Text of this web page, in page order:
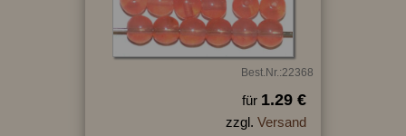
Best.Nr.:22368
für 1.29 €
zzgl. Versand